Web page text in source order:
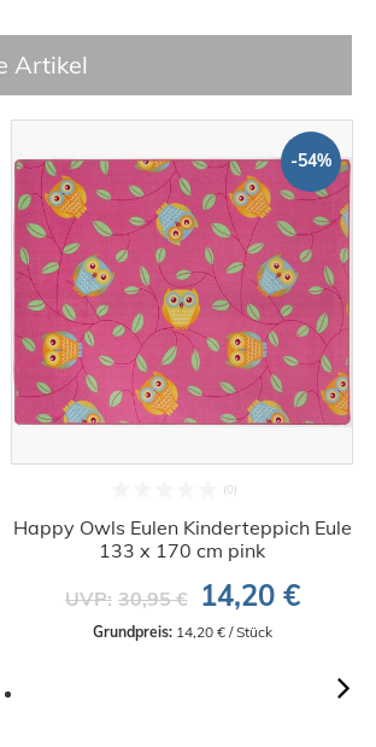
Artikel
-54%
Happy Owls Eulen Kinderteppich Eule
133 x 170 cm pink
UVP: 30,95 € 14,20 €
Grundpreis: 14,20 € / Stück